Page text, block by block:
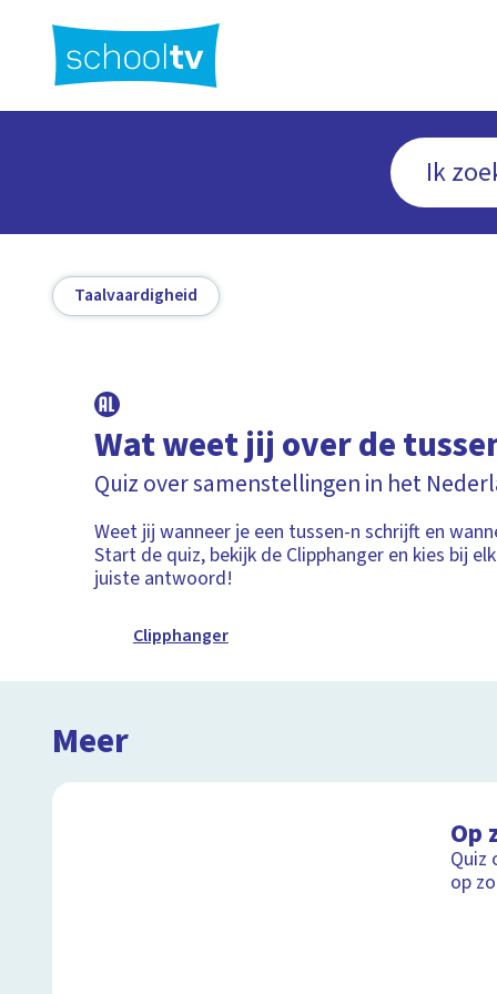
hoofdinhoud
Taalvaardigheid
Wat weet jij over de
Quiz over samenstellingen in het
Weet jij wanneer je een tussen-n schrijft en
Start de quiz, bekijk de Clipphanger en kies bij
juiste antwoord!
Clipphanger
Meer
Op
Quiz
op